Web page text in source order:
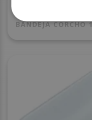
BANDEJA